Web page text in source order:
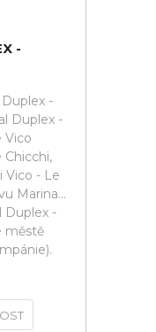
-
-
Duplex -
Vico
Chicchi,
Vico - Le
Marina...
Duplex -
městě